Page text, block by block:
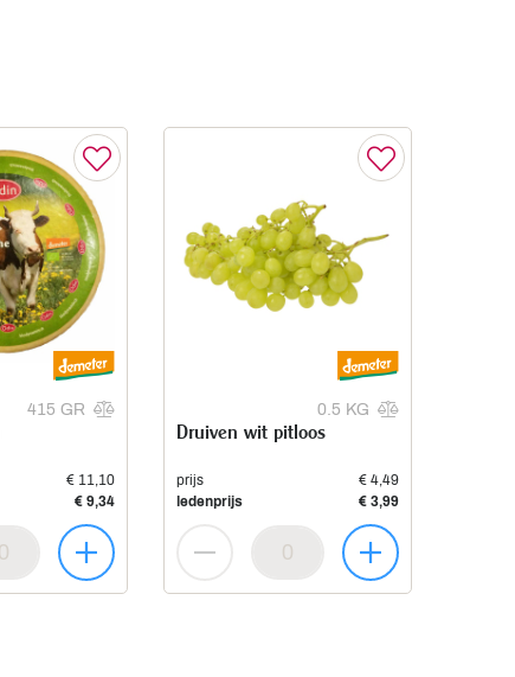
415 GR
€ 11,10
€ 9,34
0.5 KG
Druiven wit pitloos
prijs
€ 4,49
ledenprijs
€ 3,99